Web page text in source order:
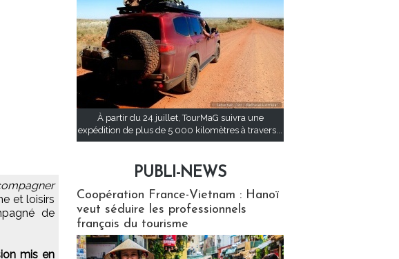
et loisirs
de
mis en
À partir du 24 juillet, TourMaG suivra une
expédition de plus de 5 000 kilomètres à travers...
PUBLI-NEWS
Coopération France-Vietnam : Hanoï
veut séduire les professionnels
français du tourisme